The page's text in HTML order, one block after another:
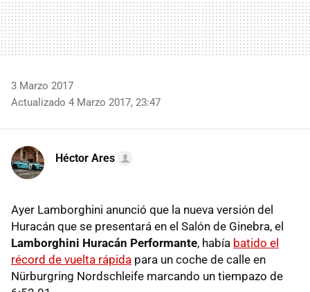
3 Marzo 2017
Actualizado 4 Marzo 2017, 23:47
Héctor Ares
Ayer Lamborghini anunció que la nueva versión del
Huracán que se presentará en el Salón de Ginebra, el
Lamborghini Huracán Performante, había batido el
récord de vuelta rápida para un coche de calle en
Nürburgring Nordschleife marcando un tiempazo de